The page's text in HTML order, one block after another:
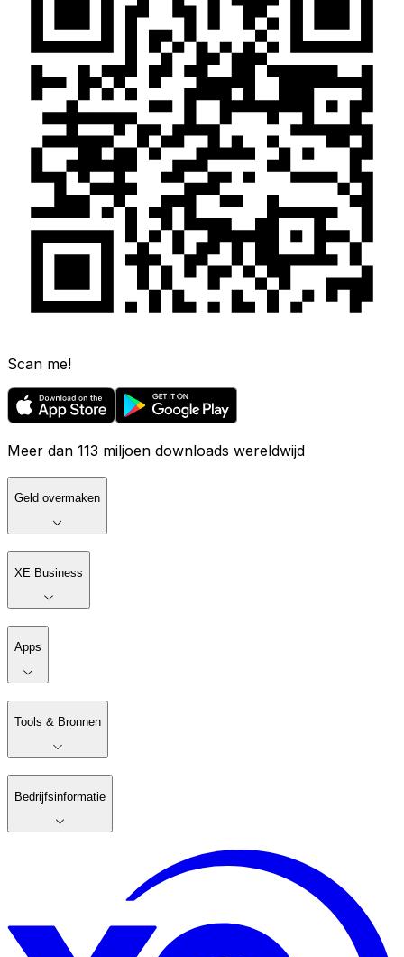
Scan me!
Meer dan 113 miljoen downloads wereldwijd
Geld overmaken
XE Business
Apps
Tools & Bronnen
Bedrijfsinformatie